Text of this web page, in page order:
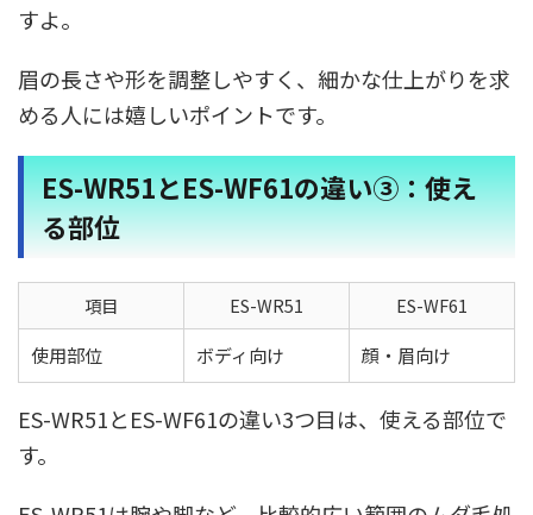
すよ。
眉の長さや形を調整しやすく、細かな仕上がりを求
める人には嬉しいポイントです。
ES-WR51とES-WF61の違い③：使え
る部位
項目 ES-WR51
ES-WF61
使用部位
ボディ向け 顔・眉向け
ES-WR51とES-WF61の違い3つ目は、使える部位で
す。